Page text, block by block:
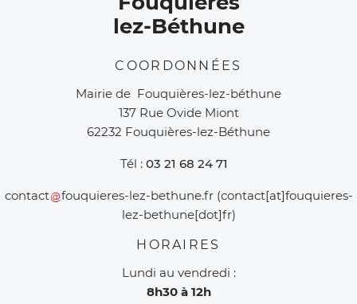
lez-Béthune
COORDONNÉES
Mairie de Fouquières-lez-béthune
137 Rue Ovide Miont
62232 Fouquières-lez-Béthune
Tél : 03 21 68 24 71
contact fouquieres-lez-bethune.fr(contact[at]fouquieres-
lez-bethune[dot]fr)
HORAIRES
Lundi au vendredi :
8h30 à 12h